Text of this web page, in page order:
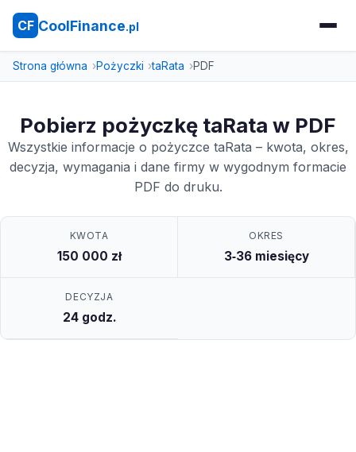
CF CoolFinance.pl
Strona główna Pożyczki taRata PDF
Pobierz pożyczkę taRata w PDF
Wszystkie informacje o pożyczce taRata – kwota, okres,
decyzja, wymagania i dane firmy w wygodnym formacie
PDF do druku.
KWOTA
150 000 zł
OKRES
3‑36 miesięcy
DECYZJA
24 godz.